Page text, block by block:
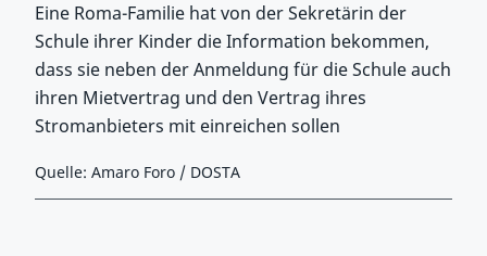
Eine Roma-Familie hat von der Sekretärin der
Schule ihrer Kinder die Information bekommen,
dass sie neben der Anmeldung für die Schule auch
ihren Mietvertrag und den Vertrag ihres
Stromanbieters mit einreichen sollen
Quelle: Amaro Foro / DOSTA